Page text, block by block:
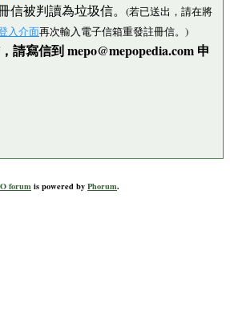
信被判讀為垃圾信。 (若已送出，請在將
入介面再次輸入電子信箱重發註冊信。)
請寫信到 mepo@mepopedia.com 申
forumis powered byPhorum.